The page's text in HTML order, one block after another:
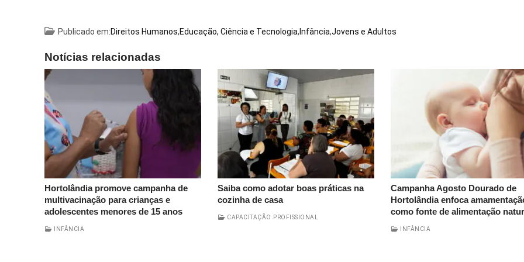
Publicado em:Direitos Humanos,Educação, Ciência e Tecnologia, Infância,Jovens e Adultos
Notícias relacionadas
Hortolândia promove campanha de
multivacinação para crianças e
adolescentes menores de 15 anos
INFÂNCIA
Saiba como adotar boas práticas na
cozinha de casa
CAPACITAÇÃO PROFISSIONAL
Campanha Agosto Dourado de
Hortolândia enfoca
como fonte de alimentação
INFÂNCIA